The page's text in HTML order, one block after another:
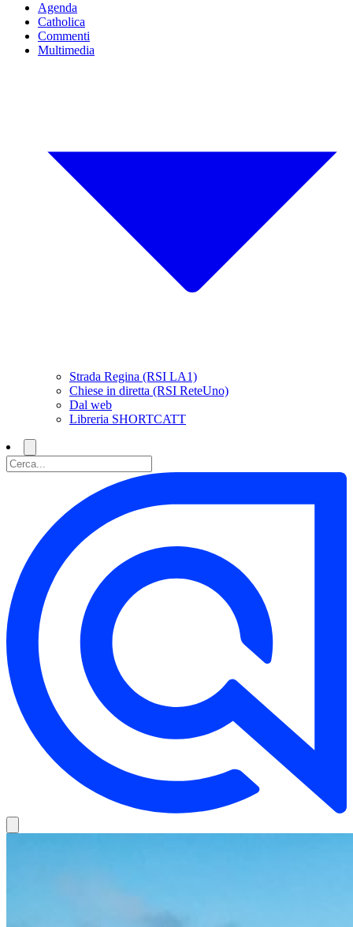
Agenda
Catholica
Commenti
Multimedia
Strada Regina (RSI LA1)
Chiese in diretta (RSI ReteUno)
Dal web
Libreria SHORTCATT